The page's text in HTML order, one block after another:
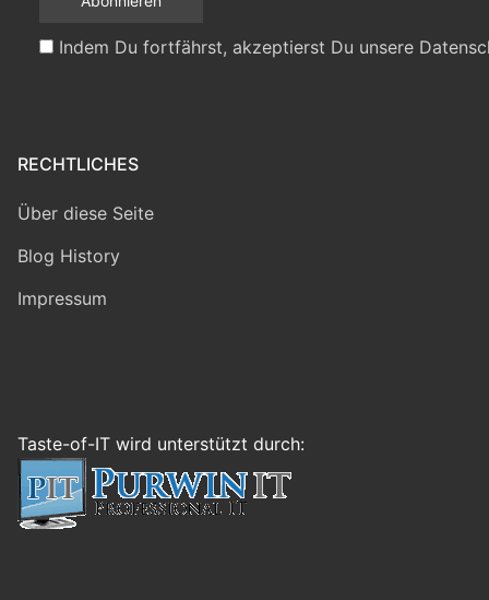
Indem Du fortfährst, akzeptierst Du unsere
RECHTLICHES
Über diese Seite
Blog History
Impressum
Taste-of-IT wird unterstützt durch: